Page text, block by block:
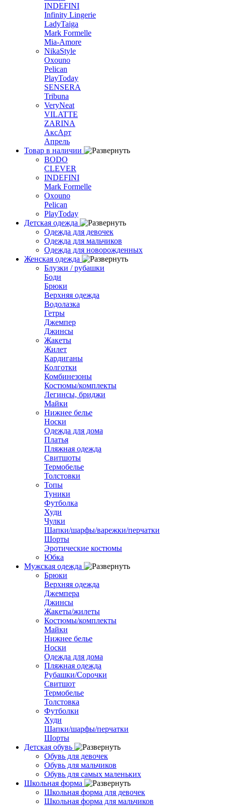
INDEFINI
Infinity Lingerie
LadyTaiga
Mark Formelle
Mia-Amore
NikaStyle
Oxouno
Pelican
PlayToday
SENSERA
Tribuna
VeryNeat
VILATTE
ZARINA
АксАрт
Апрель
Товар в наличии
BODO
CLEVER
INDEFINI
Mark Formelle
Oxouno
Pelican
PlayToday
Детская одежда
Одежда для девочек
Одежда для мальчиков
Одежда для новорожденных
Женская одежда
Блузки / рубашки
Боди
Брюки
Верхняя одежда
Водолазка
Гетры
Джемпер
Джинсы
Жакеты
Жилет
Кардиганы
Колготки
Комбинезоны
Костюмы/комплекты
Легинсы, бриджи
Майки
Нижнее белье
Носки
Одежда для дома
Платья
Пляжная одежда
Свитшоты
Термобелье
Толстовки
Топы
Туники
Футболка
Худи
Чулки
Шапки/шарфы/варежки/перчатки
Шорты
Эротические костюмы
Юбка
Мужская одежда
Брюки
Верхняя одежда
Джемпера
Джинсы
Жакеты/жилеты
Костюмы/комплекты
Майки
Нижнее белье
Носки
Одежда для дома
Пляжная одежда
Рубашки/Сорочки
Свитшот
Термобелье
Толстовка
Футболки
Худи
Шапки/шарфы/перчатки
Шорты
Детская обувь
Обувь для девочек
Обувь для мальчиков
Обувь для самых маленьких
Школьная форма
Школьная форма для девочек
Школьная форма для мальчиков